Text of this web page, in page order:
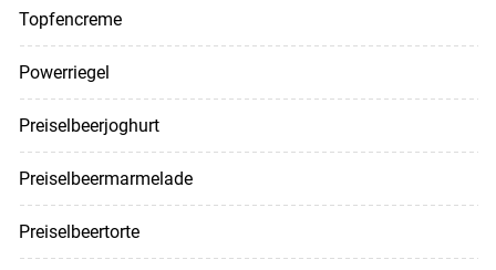
Topfencreme
Powerriegel
Preiselbeerjoghurt
Preiselbeermarmelade
Preiselbeertorte